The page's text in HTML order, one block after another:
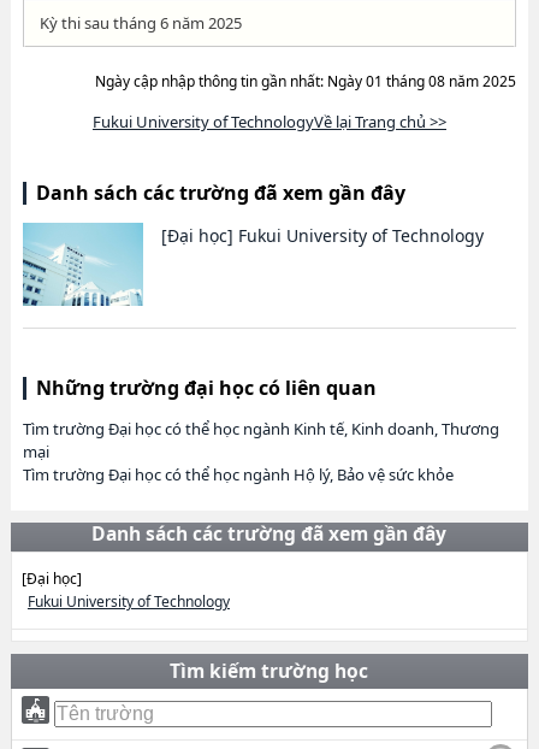
Kỳ thi sau tháng 6 năm 2025
Ngày cập nhập thông tin gần nhất: Ngày 01 tháng 08 năm 2025
Fukui University of TechnologyVề lại Trang chủ >>
Danh sách các trường đã xem gần đây
[Đại học] Fukui University of Technology
Những trường đại học có liên quan
Tìm trường Đại học có thể học ngành Kinh tế, Kinh doanh, Thương
mại
Tìm trường Đại học có thể học ngành Hộ lý, Bảo vệ sức khỏe
Danh sách các trường đã xem gần đây
[Đại học]
Fukui University of Technology
Tìm kiếm trường học